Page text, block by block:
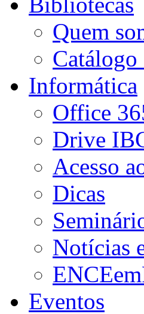
Quem
Informática
Office
Drive
Acesso
Dicas
Notícias
Eventos